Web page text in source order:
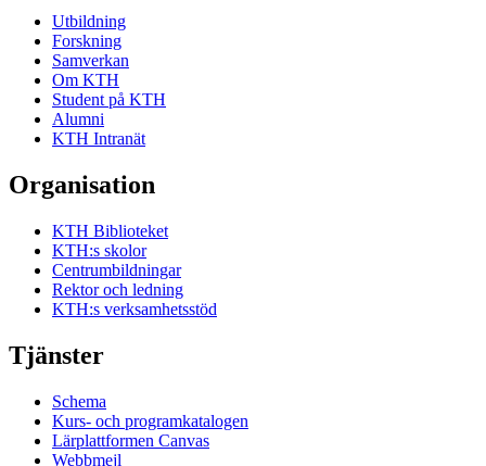
Utbildning
Forskning
Samverkan
Om KTH
Student på KTH
Alumni
KTH Intranät
Organisation
KTH Biblioteket
KTH:s skolor
Centrumbildningar
Rektor och ledning
KTH:s verksamhetsstöd
Tjänster
Schema
Kurs- och programkatalogen
Lärplattformen Canvas
Webbmejl